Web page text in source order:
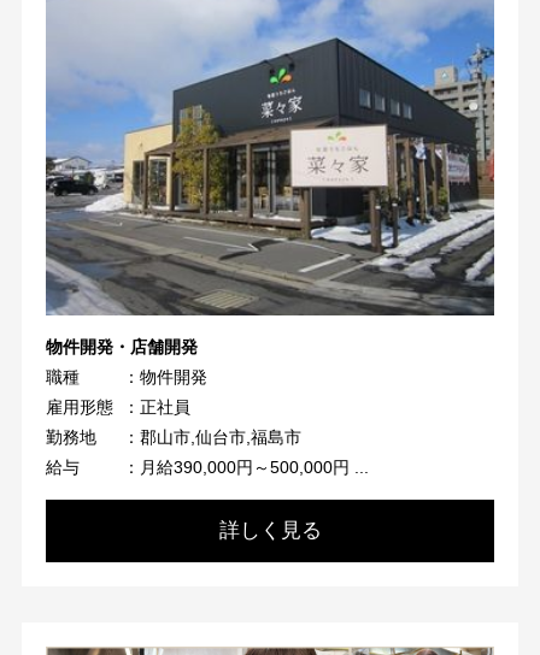
物件開発・店舗開発
職種
：物件開発
雇用形態
：正社員
勤務地
：郡山市,仙台市,福島市
給与
：月給390,000円～500,000円 ...
詳しく見る